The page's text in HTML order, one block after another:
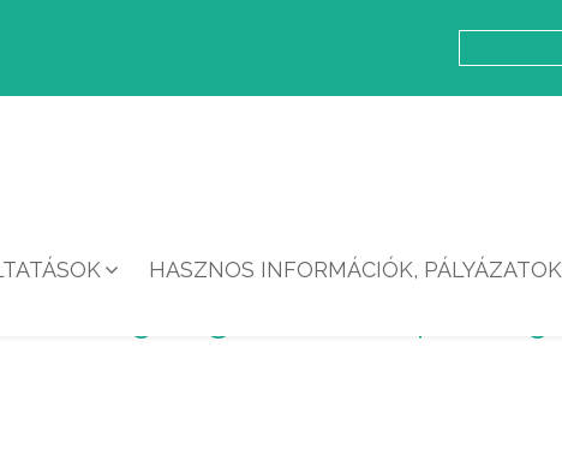
HASZNOS INFORMÁCIÓK, PÁLYÁZATOK